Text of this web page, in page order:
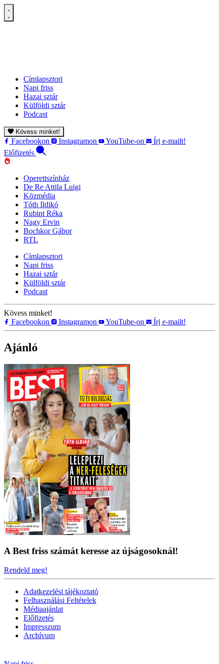
Címlapsztori
Napi friss
Hazai sztár
Külföldi sztár
Podcast
Kövess minket!
Facebookon Instagramon YouTube-on
Írj e-mailt!
Előfizetés
Operettszínház
De Re Attila Luigi
Közmédia
Tóth Ildikó
Rubint Réka
Nagy Ervin
Bochkor Gábor
RTL
Címlapsztori
Napi friss
Hazai sztár
Külföldi sztár
Podcast
Kövess minket!
Facebookon
Instagramon YouTube-on Írj e-mailt!
Ajánló
A Best friss számát keresse az újságosoknál!
Rendeld meg!
Adatkezelési tájékoztató
Felhasználási Feltételek
Médiaajánlat
Előfizetés
Impresszum
Archívum